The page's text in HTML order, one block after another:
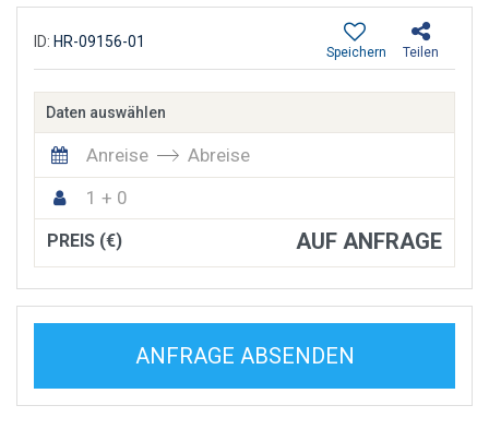
ID: HR-09156-01
Teilen
Speichern
Daten auswählen
Anreise
Abreise
1 + 0
PREIS (€) AUF ANFRAGE
ANFRAGE ABSENDEN